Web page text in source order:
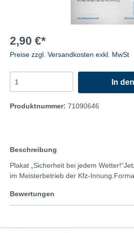
2,90 €*
Preise zzgl. Versandkosten exkl. MwSt
In
Produktnummer: 71090646
Beschreibung
Plakat „Sicherheit bei jedem
im Meisterbetrieb der Kfz-
Bewertungen